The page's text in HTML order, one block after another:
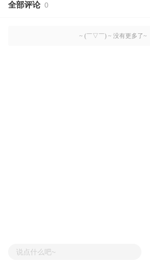
全部评论 0
~ (￣▽￣) ~ 没有更多了~
说点什么吧~